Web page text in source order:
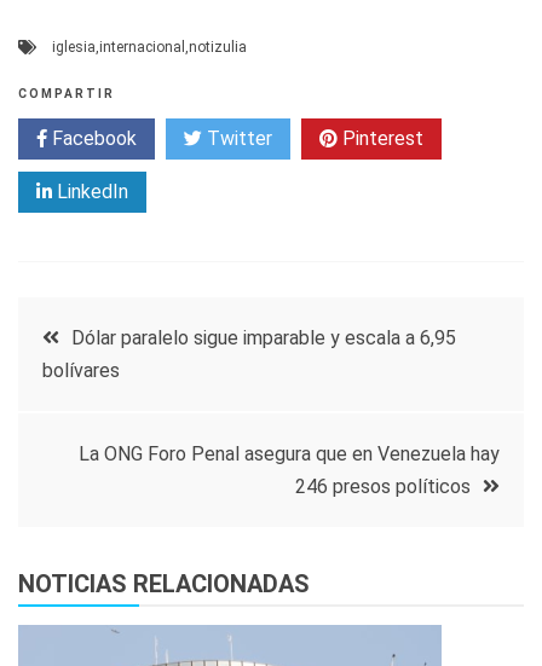
iglesia,internacional ,notizulia
COMPARTIR
Facebook Twitter Pinterest
LinkedIn
Navegación
entradas
Dólar paralelo sigue imparable y escala a 6,95
bolívares
La ONG Foro Penal asegura que en Venezuela hay
246 presos políticos
NOTICIAS RELACIONADAS